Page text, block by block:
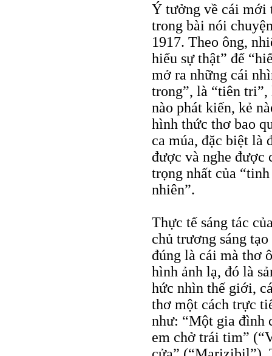
Ý tưởng về cái mới
trong bài nói
1917. Theo ông,
hiểu sự thật” để
mở ra những cái
trong”, là “tiên tri”,
nào phát kiến, kẻ
hình thức thơ bao
ca múa, đặc biệt là
được và nghe được
trọng nhất của
nhiên”.
Thực tế sáng tác
chủ trương sáng
đúng là cái mà thơ
hình ảnh lạ, đó là
hức nhìn thế giới,
thơ một cách trực
như: “Một gia đình
em chở trái tim”